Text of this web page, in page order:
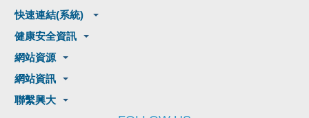
快速連結(系統)
健康安全資訊
網站資源
網站資訊
聯繫興大